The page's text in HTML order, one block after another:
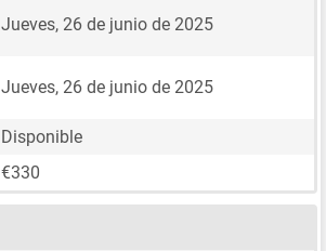
Jueves, 26 de junio de 2025
Jueves, 26 de junio de 2025
Disponible
€330